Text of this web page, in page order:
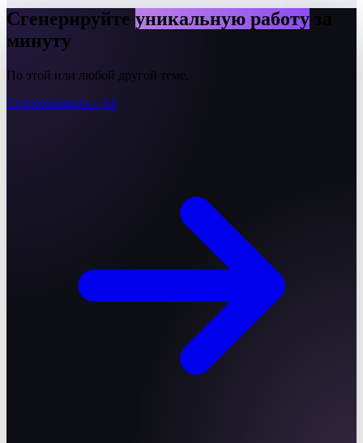
Сгенерируйте уникальную работу
минуту
По этой или любой другой теме.
Сгенерировать с AI